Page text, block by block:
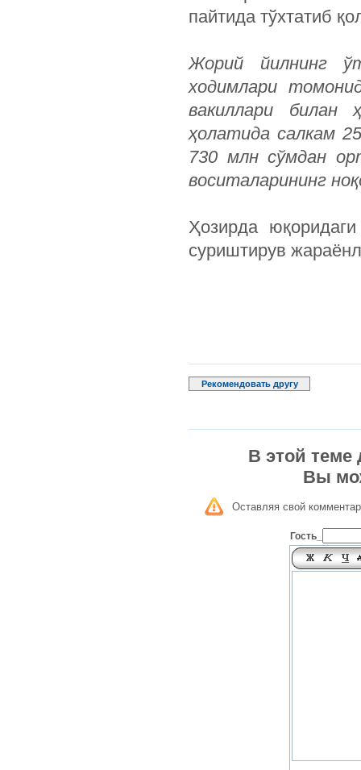
пайтида тўхтатиб
Жорий йилнинг
ходимлари
вакиллари билан
ҳолатида салкам
730 млн сўмдан
воситаларининг
Ҳозирда
суриштирув
Рекомендовать другу
В этой теме
Вы
Оставляя свой
Гость_